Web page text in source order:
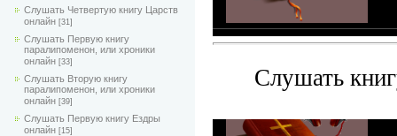
Слушать Четвертую книгу Царств
онлайн [31]
Слушать Первую книгу
паралипоменон, или хроники
онлайн [33]
Слушать Вторую книгу
паралипоменон, или хроники
онлайн [39]
Слушать Первую книгу Ездры
онлайн [15]
Слушать